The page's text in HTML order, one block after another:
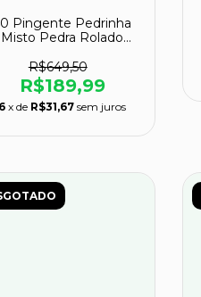
Pingente Pedrinha
Misto Pedra Rolado
R$649,50
R$189,99
6 x de R$31,67 sem juros